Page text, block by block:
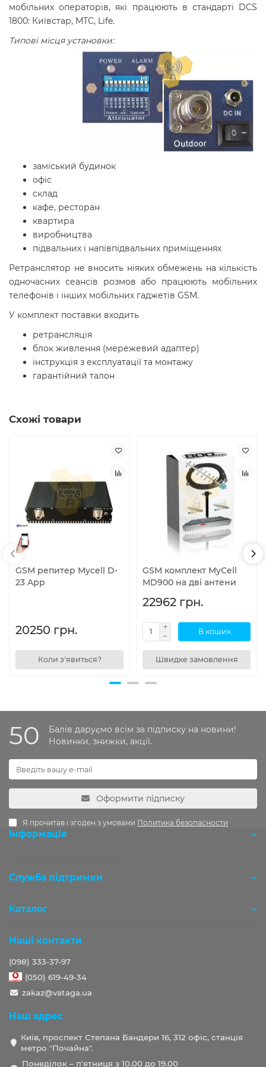
мобільних операторів, які працюють в стандарті DCS
1800: Київстар, МТС, Life.
Типові місця установки:
заміський будинок
офіс
склад
кафе, ресторан
квартира
виробництва
підвальних і напівпідвальних приміщеннях
Ретранслятор не вносить ніяких обмежень на кількість
одночасних сеансів розмов або працюють мобільних
телефонів і інших мобільних гаджетів GSM.
У комплект поставки входить
ретрансляція
блок живлення (мережевий адаптер)
інструкція з експлуатації та монтажу
гарантійний талон
Схожі товари
GSM репитер Mycell D-
23 App
20250 грн.
Коли з'явиться?
GSM комплект MyCell
MD900 на дві антени
22962 грн.
В кошик
Швидке замовлення
50
Балів даруємо всім за підписку на новини!
Новинки, знижки, акції.
Оформити підписку
Я прочитав і згоден з умовами Политика безопасности
Інформація
Служба підтримки
Каталог
Наші контакти
(098) 333-37-97
(050) 619-49-34
zakaz@vataga.ua
Наш адрес
Київ, проспект Степана Бандери 16, 312 офіс, станція
метро "Почайна".
Понеділок – п'ятниця з 10.00 до 19.00